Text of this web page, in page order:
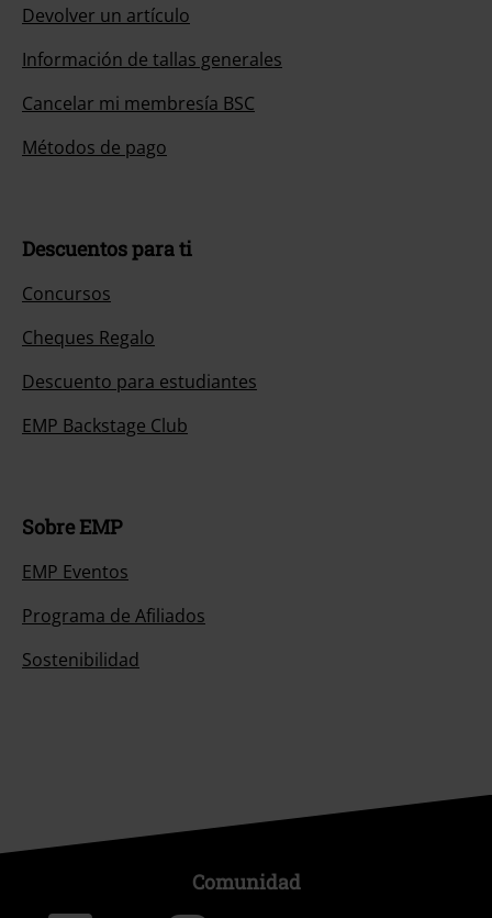
Devolver un artículo
Información de tallas generales
Cancelar mi membresía BSC
Métodos de pago
Descuentos para ti
Concursos
Cheques Regalo
Descuento para estudiantes
EMP Backstage Club
Sobre EMP
EMP Eventos
Programa de Afiliados
Sostenibilidad
Comunidad